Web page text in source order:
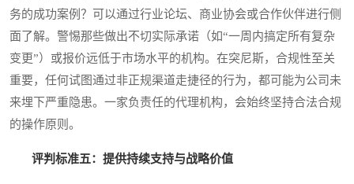
务的成功案例？可以通过行业论坛、商业协会或合作伙伴进行侧
面了解。警惕那些做出不切实际承诺（如“一周内搞定所有复杂
变更”）或报价远低于市场水平的机构。在突尼斯，合规性至关
重要，任何试图通过非正规渠道走捷径的行为，都可能为公司未
来埋下严重隐患。一家负责任的代理机构，会始终坚持合法合规
的操作原则。
评判标准五：提供持续支持与战略价值